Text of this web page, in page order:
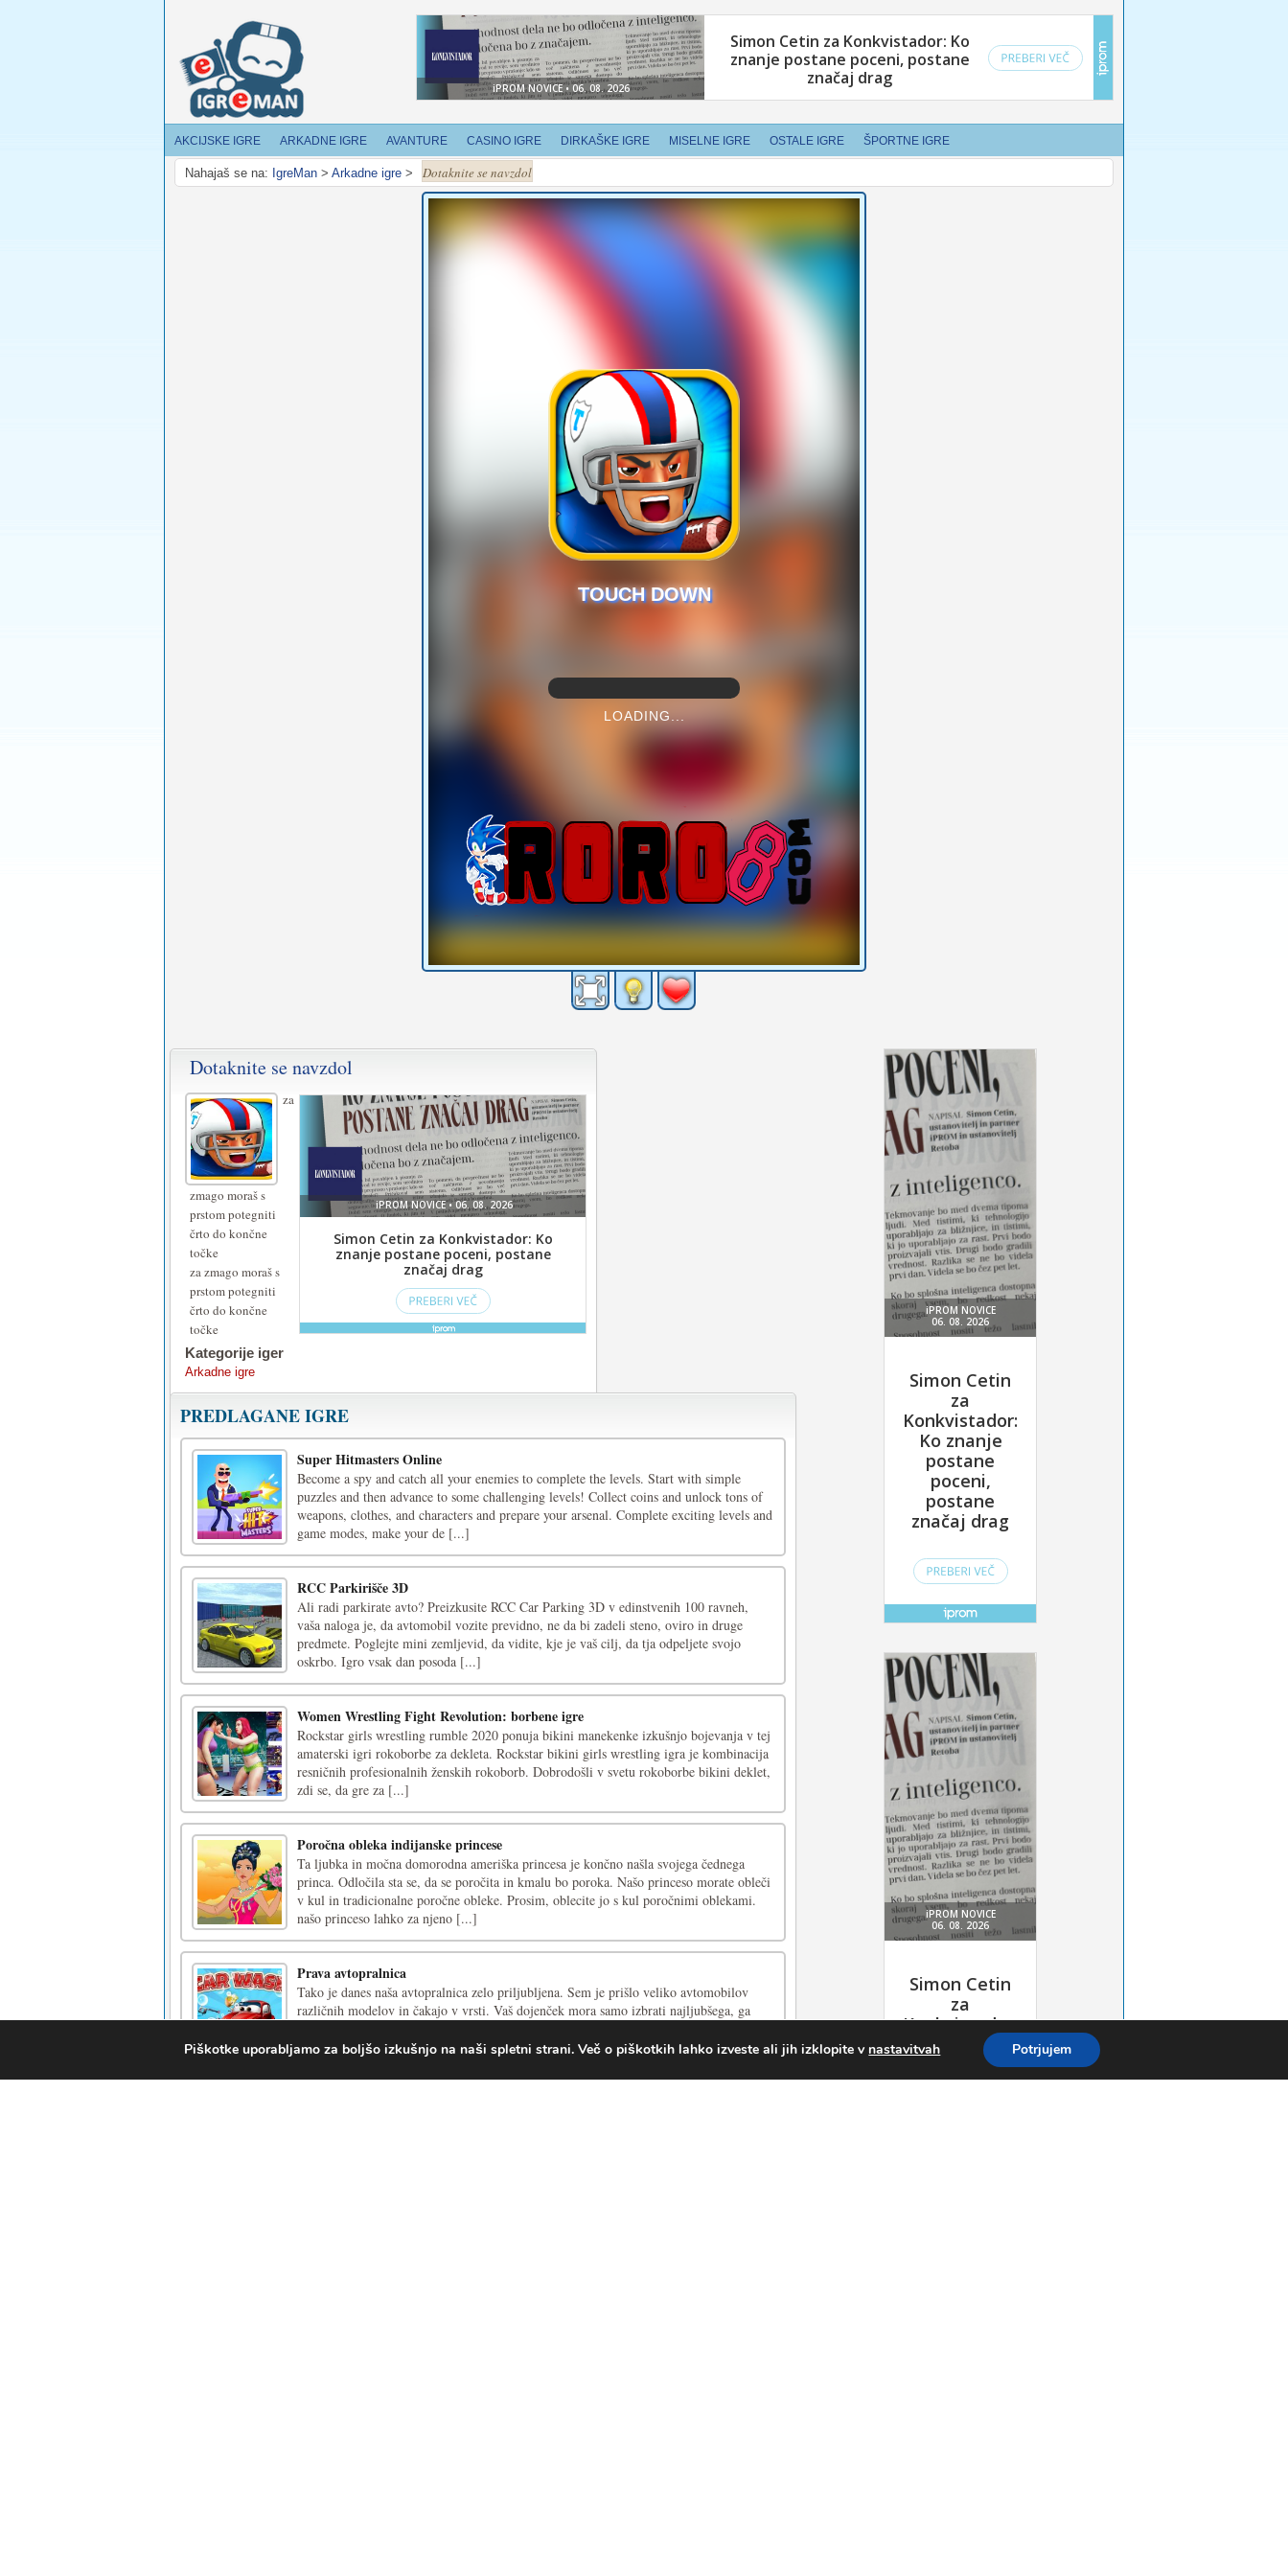
AKCIJSKE IGRE ARKADNE IGRE AVANTURE CASINO IGRE DIRKAŠKE IGRE MISELNE IGRE OSTALE IGRE ŠPORTNE IGRE
Nahajaš se na: IgreMan > Arkadne igre > Dotaknite se navzdol
Dotaknite se navzdol
za
zmago moraš s
prstom potegniti
črto do končne
točke
za zmago moraš s
prstom potegniti
črto do končne
točke
Kategorije iger
Arkadne igre
PREDLAGANE IGRE
Super Hitmasters Online
Become a spy and catch all your enemies to complete the levels. Start with simple
puzzles and then advance to some challenging levels! Collect coins and unlock tons of
weapons, clothes, and characters and prepare your arsenal. Complete exciting levels and
game modes, make your de [...]
RCC Parkirišče 3D
Ali radi parkirate avto? Preizkusite RCC Car Parking 3D v edinstvenih 100 ravneh,
vaša naloga je, da avtomobil vozite previdno, ne da bi zadeli steno, oviro in druge
predmete. Poglejte mini zemljevid, da vidite, kje je vaš cilj, da tja odpeljete svojo
oskrbo. Igro vsak dan posoda [...]
Women Wrestling Fight Revolution: borbene igre
Rockstar girls wrestling rumble 2020 ponuja bikini manekenke izkušnjo bojevanja v tej
amaterski igri rokoborbe za dekleta. Rockstar bikini girls wrestling igra je kombinacija
resničnih profesionalnih ženskih rokoborb. Dobrodošli v svetu rokoborbe bikini deklet,
zdi se, da gre za [...]
Poročna obleka indijanske princese
Ta ljubka in močna domorodna ameriška princesa je končno našla svojega čednega
princa. Odločila sta se, da se poročita in kmalu bo poroka. Našo princeso morate obleči
v kul in tradicionalne poročne obleke. Prosim, oblecite jo s kul poročnimi oblekami.
našo princeso lahko za njeno [...]
Prava avtopralnica
Tako je danes naša avtopralnica zelo priljubljena. Sem je prišlo veliko avtomobilov
različnih modelov in čakajo v vrsti. Vaš dojenček mora samo izbrati najljubšega, ga
dobro opremljena in bo [...]
Piškotke uporabljamo za boljšo izkušnjo na naši spletni strani. Več o piškotkih lahko izveste ali jih izklopite v nastavitvah Potrjujem